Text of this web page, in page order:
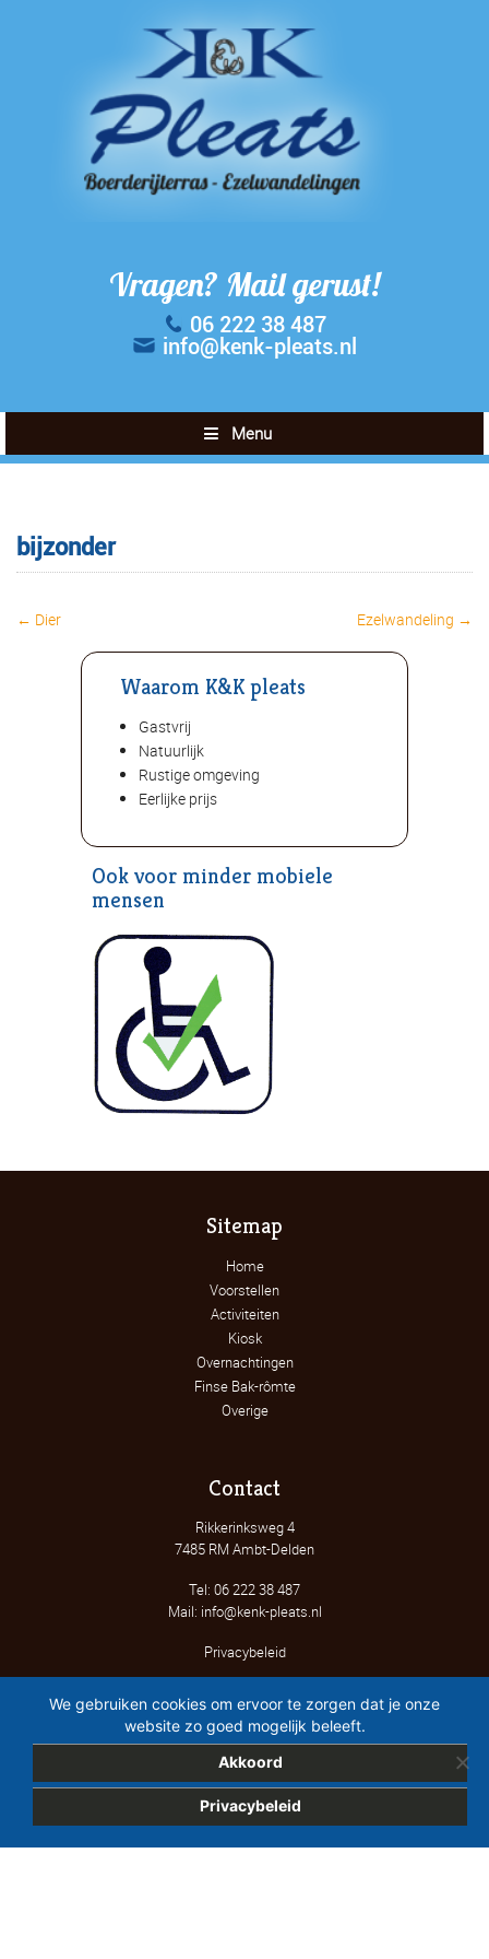
Vragen? Mail gerust!
06 222 38 487
info@kenk-pleats.nl
Menu
bijzonder
Post navigation
← Dier Ezelwandeling →
Waarom K&K pleats
Gastvrij
Natuurlijk
Rustige omgeving
Eerlijke prijs
Ook voor minder mobiele
mensen
Sitemap
Home
Voorstellen
Activiteiten
Kiosk
Overnachtingen
Finse Bak-rômte
Overige
Contact
Rikkerinksweg 4
7485 RM Ambt-Delden
Tel: 06 222 38 487
Mail: info@kenk-pleats.nl
Privacybeleid
We gebruiken cookies om ervoor te zorgen dat je onze
website zo goed mogelijk beleeft.
Akkoord
Privacybeleid